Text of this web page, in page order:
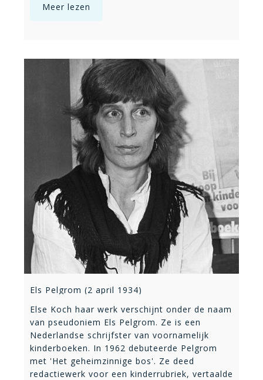
Meer lezen
Els Pelgrom (2 april 1934)
Else Koch haar werk verschijnt onder de naam
van pseudoniem Els Pelgrom. Ze is een
Nederlandse schrijfster van voornamelijk
kinderboeken. In 1962 debuteerde Pelgrom
met 'Het geheimzinnige bos'. Ze deed
redactiewerk voor een kinderrubriek, vertaalde